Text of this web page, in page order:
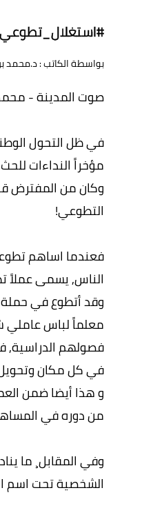
بواسطة الكاتب : د.محمد
صوت المدينة -
مؤخراً النداءات
وكان من المفترض
التطوعي!
فعندما اساهم
الناس, يسمى عملاً
وقد أتطوع في حملة
معلماً لباس عاملي
فصولهم
في كل مكان
و هذا أيضا ضمن
من دوره في
وفي المقابل¸ ما
الشخصية تحت اسم